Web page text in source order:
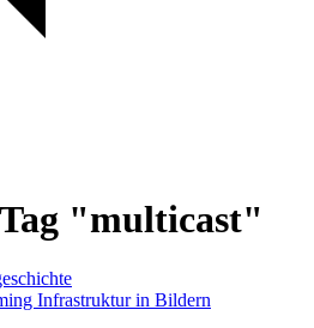
"multicast"
Infrastruktur in Bildern